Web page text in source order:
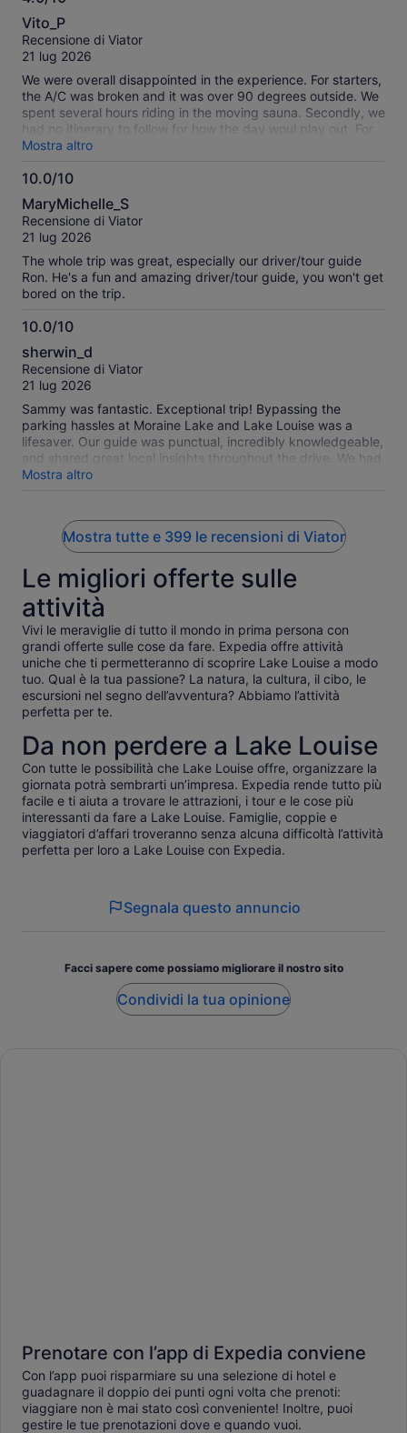
4.0
su
10
Vito_P
Recensione di Viator
21 lug 2026
We were overall disappointed in the experience. For starters,
the A/C was broken and it was over 90 degrees outside. We
spent several hours riding in the moving sauna. Secondly, we
had no itinerary to follow for how the day woul play out. For
example, there was no designated stop 1, 2, 3 etc with a
general time frame of how long it takes to get to each stop.
It seemed like it was made up as the day progressed. And
rather mandatory at $12 per person. It was said to all
patrons that this is not really a tip, it is a service fee. If that is
the case, why wasn't I charged the service fee when I
booked the excursion? It felt very wrong, however I gave the
driver the fee and moved on, but I didn't like how it was
presented.
Mostra altro
10.0/10
10.0
su
10
MaryMichelle_S
Recensione di Viator
21 lug 2026
The whole trip was great, especially our driver/tour guide
Ron. He's a fun and amazing driver/tour guide, you won't get
bored on the trip.
10.0/10
10.0
su
10
sherwin_d
Recensione di Viator
21 lug 2026
Sammy was fantastic. Exceptional trip! Bypassing the
parking hassles at Moraine Lake and Lake Louise was a
lifesaver. Our guide was punctual, incredibly knowledgeable,
and shared great local insights throughout the drive. We had
~80 minutes at each stop—plenty of time to take photos,
walk the shores, and soak in the vibrant turquoise waters
organized. An absolute must-do if you want a stress-free
way to experience the Canadian Rockies' best spots!
Mostra altro
Mostra tutte e 399 le recensioni di Viator
Le migliori offerte sulle
attività
Vivi le meraviglie di tutto il mondo in prima persona con
grandi offerte sulle cose da fare. Expedia offre attività
uniche che ti permetteranno di scoprire Lake Louise a modo
tuo. Qual è la tua passione? La natura, la cultura, il cibo, le
escursioni nel segno dell’avventura? Abbiamo l’attività
perfetta per te.
Da non perdere a Lake Louise
Con tutte le possibilità che Lake Louise offre, organizzare la
giornata potrà sembrarti un’impresa. Expedia rende tutto più
facile e ti aiuta a trovare le attrazioni, i tour e le cose più
interessanti da fare a Lake Louise. Famiglie, coppie e
viaggiatori d’affari troveranno senza alcuna difficoltà l’attività
perfetta per loro a Lake Louise con Expedia.
Segnala questo annuncio
Facci sapere come possiamo migliorare il nostro sito
Condividi la tua opinione
Prenotare con l’app di Expedia conviene
Con l’app puoi risparmiare su una selezione di hotel e
guadagnare il doppio dei punti ogni volta che prenoti:
viaggiare non è mai stato così conveniente! Inoltre, puoi
gestire le tue prenotazioni dove e quando vuoi.